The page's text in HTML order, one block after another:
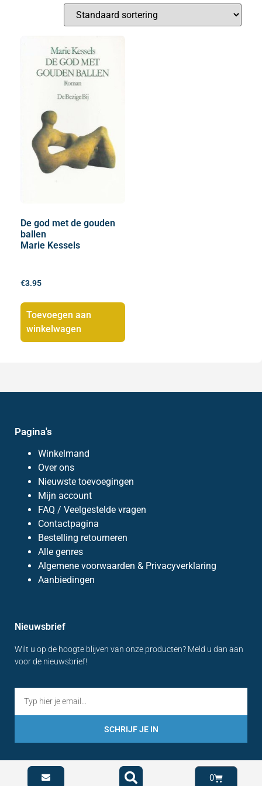
De god met de gouden
ballen
Marie Kessels
€3.95
Toevoegen aan
winkelwagen
Pagina's
Winkelmand
Over ons
Nieuwste toevoegingen
Mijn account
FAQ / Veelgestelde vragen
Contactpagina
Bestelling retourneren
Alle genres
Algemene voorwaarden & Privacyverklaring
Aanbiedingen
Nieuwsbrief
Wilt u op de hoogte blijven van onze producten? Meld u dan aan
voor de nieuwsbrief!
SCHRIJF JE IN
0